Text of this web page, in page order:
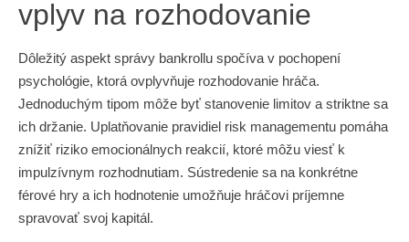
vplyv na rozhodovanie
Dôležitý aspekt správy bankrollu spočíva v pochopení
psychológie, ktorá ovplyvňuje rozhodovanie hráča.
Jednoduchým tipom môže byť stanovenie limitov a striktne sa
ich držanie. Uplatňovanie pravidiel risk managementu pomáha
znížiť riziko emocionálnych reakcií, ktoré môžu viesť k
impulzívnym rozhodnutiam. Sústredenie sa na konkrétne
férové hry a ich hodnotenie umožňuje hráčovi príjemne
spravovať svoj kapitál.